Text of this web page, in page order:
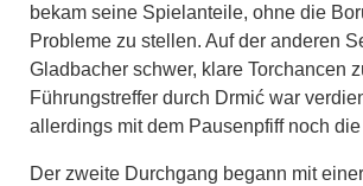
bekam seine Spielanteile, ohne die
Probleme zu stellen. Auf der anderen
Gladbacher schwer, klare Torchancen
Führungstreffer durch Drmić war
allerdings mit dem Pausenpfiff noch die
Der zweite Durchgang begann mit